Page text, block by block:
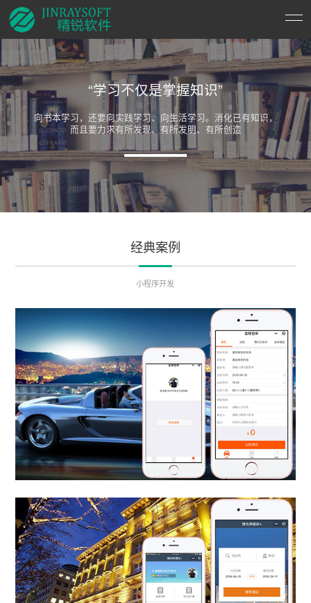
“学习不仅是掌握知识”
向书本学习，还要向实践学习、向生活学习。消化已有知识，
而且要力求有所发现、有所发明、有所创造
经典案例
小程序开发